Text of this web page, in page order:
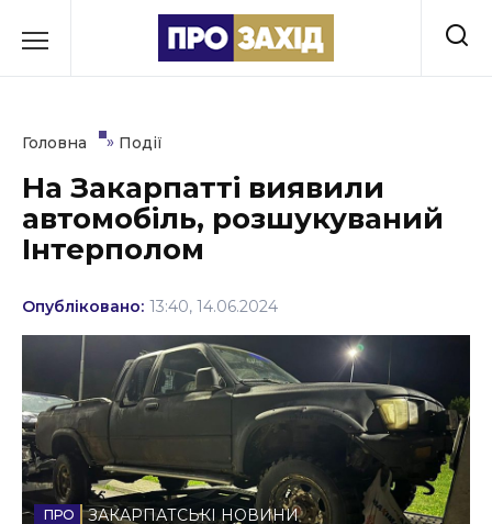
до
Культура
Освіта
Події
Політика
Соціум
Спорт
Стиль життя
Головна » Події
На Закарпатті виявили
автомобіль, розшукуваний
Інтерполом
Опубліковано: 13:40, 14.06.2024
ЗАКАРПАТСЬКІ НОВИНИ